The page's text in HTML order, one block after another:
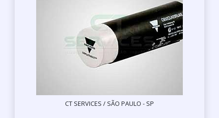
CT SERVICES / SÃO PAULO - SP